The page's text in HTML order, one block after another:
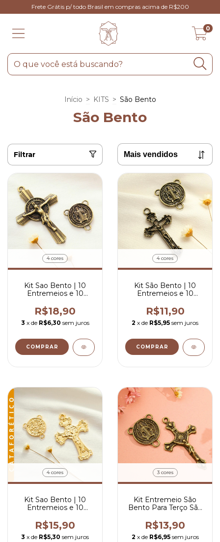
Frete Grátis p/ todo Brasil em compras acima de R$200
0
Início > KITS > São Bento
São Bento
Filtrar
4 cores
Kit Sao Bento | 10
Entremeios e 10
R$18,90
3 x de R$6,30 sem juros
COMPRAR
4 cores
Kit São Bento | 10
Entremeios e 10
R$11,90
2 x de R$5,95 sem juros
COMPRAR
4 cores
Kit Sao Bento | 10
Entremeios e 10
R$15,90
3 x de R$5,30 sem juros
3 cores
Kit Entremeio São
Bento Para Terço São
R$13,90
2 x de R$6,95 sem juros